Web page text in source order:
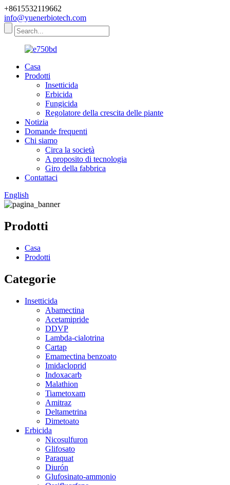
+8615532119662
info@yuenerbiotech.com
Casa
Prodotti
Insetticida
Erbicida
Fungicida
Regolatore della crescita delle piante
Notizia
Domande frequenti
Chi siamo
Circa la società
A proposito di tecnologia
Giro della fabbrica
Contattaci
English
Prodotti
Casa
Prodotti
Categorie
Insetticida
Abamectina
Acetamipride
DDVP
Lambda-cialotrina
Cartap
Emamectina benzoato
Imidacloprid
Indoxacarb
Malathion
Tiametoxam
Amitraz
Deltametrina
Dimetoato
Erbicida
Nicosulfuron
Glifosato
Paraquat
Diurón
Glufosinato-ammonio